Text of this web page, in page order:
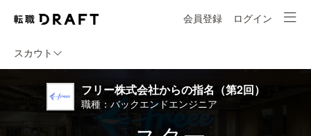
会員登録 ログイン
スカウト
フリー株式会社からの指名（第2回）
職種：バックエンドエンジニア